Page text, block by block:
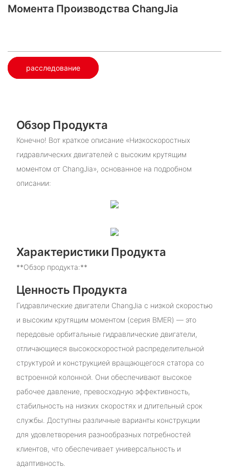
Момента Производства ChangJia
расследование
Обзор Продукта
Конечно! Вот краткое описание «Низкоскоростных
гидравлических двигателей с высоким крутящим
моментом от ChangJia», основанное на подробном
описании:
Характеристики Продукта
**Обзор продукта:**
Ценность Продукта
Гидравлические двигатели ChangJia с низкой скоростью
и высоким крутящим моментом (серия BMER) — это
передовые орбитальные гидравлические двигатели,
отличающиеся высокоскоростной распределительной
структурой и конструкцией вращающегося статора со
встроенной колонной. Они обеспечивают высокое
рабочее давление, превосходную эффективность,
стабильность на низких скоростях и длительный срок
службы. Доступны различные варианты конструкции
для удовлетворения разнообразных потребностей
клиентов, что обеспечивает универсальность и
адаптивность.